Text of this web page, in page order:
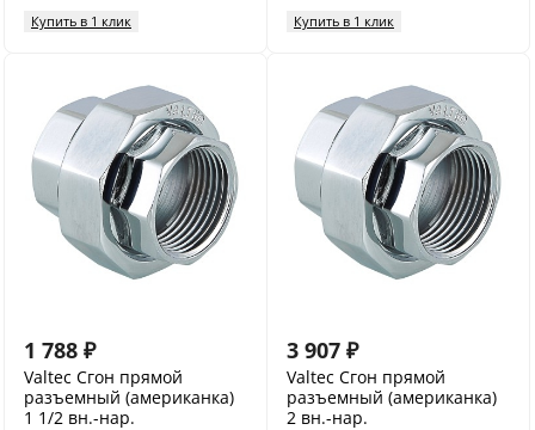
Купить в 1 клик Купить в 1 клик
1 788 ₽
Valtec Сгон прямой
разъемный (американка)
1 1/2 вн.-нар.
3 907 ₽
Valtec Сгон прямой
разъемный (американка)
2 вн.-нар.